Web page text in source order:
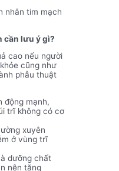
nhân tim mạch
cần lưu ý gì?
cao nếu người
cũng như
phẫu thuật
động mạnh,
trĩ không có cơ
xuyên
ở vùng trĩ
dưỡng chất
nên tăng